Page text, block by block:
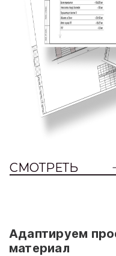
СМОТРЕТЬ
Адаптируем
материал